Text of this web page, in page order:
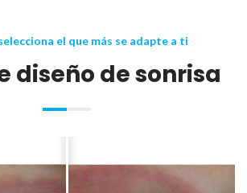
el que más se adapte a ti
diseño de sonrisa